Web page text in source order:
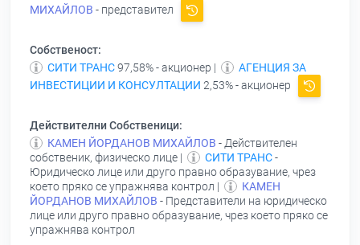
МИХАЙЛОВ - представител
Собственост:
СИТИ ТРАНС97,58% - акционер |
АГЕНЦИЯ ЗА
ИНВЕСТИЦИИ И КОНСУЛТАЦИИ 2,53% - акционер
Действителни Собственици:
КАМЕН ЙОРДАНОВ МИХАЙЛОВ - Действителен
собственик, физическо лице |
СИТИ ТРАНС-
Юридическо лице или друго правно образувание, чрез
което пряко се упражнява контрол |
КАМЕН
ЙОРДАНОВ МИХАЙЛОВ - Представители на юридическо
лице или друго правно образувание, чрез което пряко се
упражнява контрол